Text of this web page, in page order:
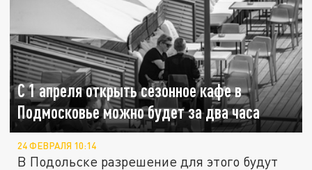
С 1 апреля открыть сезонное кафе в
Подмосковье можно будет за два часа
24 ФЕВРАЛЯ 10:14
В Подольске разрешение для этого будут